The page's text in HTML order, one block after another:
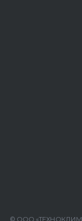
© ООО